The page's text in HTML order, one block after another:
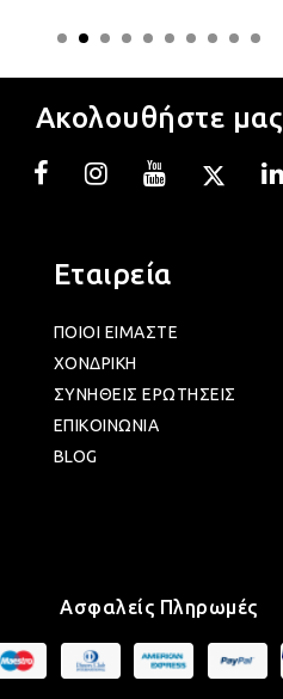
Ακολουθήστε μας
Εταιρεία
ΠΟΙΟΙ ΕΙΜΑΣΤΕ
ΧΟΝΔΡΙΚΗ
ΣΥΝΗΘΕΙΣ ΕΡΩΤΗΣΕΙΣ
ΕΠΙΚΟΙΝΩΝΙΑ
BLOG
Ασφαλείς Πληρωμές